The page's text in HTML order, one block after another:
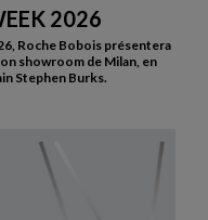
2026
Roche Bobois présentera
showroom de Milan, en
Stephen Burks.